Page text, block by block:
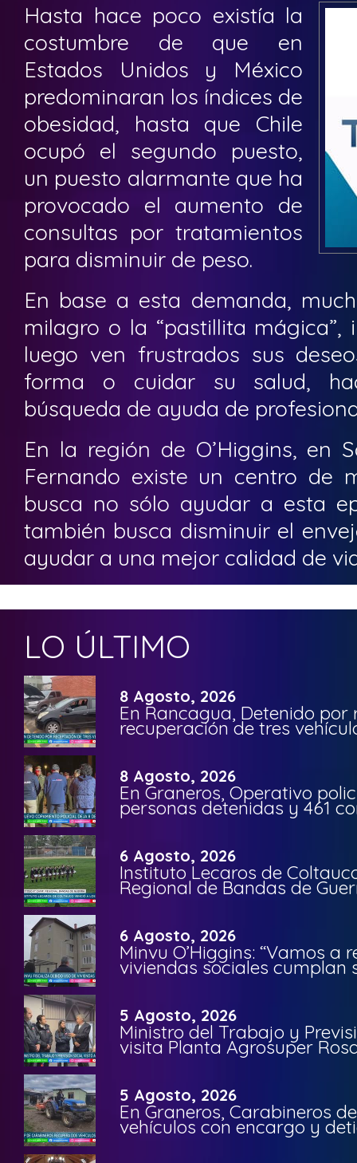
Hasta hace poco existía la
costumbre de que en
Estados Unidos y México
predominaran los índices de
obesidad, hasta que Chile
ocupó el segundo puesto,
un puesto alarmante que ha
provocado el aumento de
consultas por tratamientos
para disminuir de peso.
En base a esta demanda,
milagro o la “pastillita mágica”,
luego ven frustrados sus
forma o cuidar su salud,
búsqueda de ayuda de
En la región de O’Higgins, en
Fernando existe un centro de
busca no sólo ayudar a esta
también busca disminuir el
ayudar a una mejor calidad de
LO ÚLTIMO
8 Agosto, 2026
En Rancagua, Detenido por
recuperación de tres
8 Agosto, 2026
En Graneros, Operativo
personas detenidas y 461
6 Agosto, 2026
Instituto Lecaros de
Regional de Bandas de
6 Agosto, 2026
Minvu O’Higgins: “Vamos a
viviendas sociales cumplan
5 Agosto, 2026
Ministro del Trabajo y
visita Planta Agrosuper
5 Agosto, 2026
En Graneros, Carabineros
vehículos con encargo y